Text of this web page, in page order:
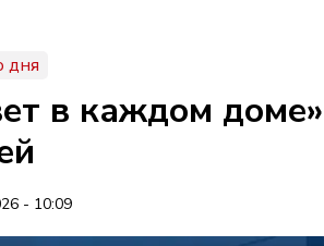
дня
в каждом
- 10:09